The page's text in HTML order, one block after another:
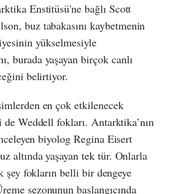
Enstitüsü'ne bağlı Scott
buz tabakasını kaybetmenin
yükselmesiyle
burada yaşayan birçok canlı
belirtiyor.
en çok etkilenecek
Weddell fokları. Antarktika’nın
biyolog Regina Eisert
altında yaşayan tek tür. Onlarla
fokların belli bir dengeye
sezonunun başlangıcında